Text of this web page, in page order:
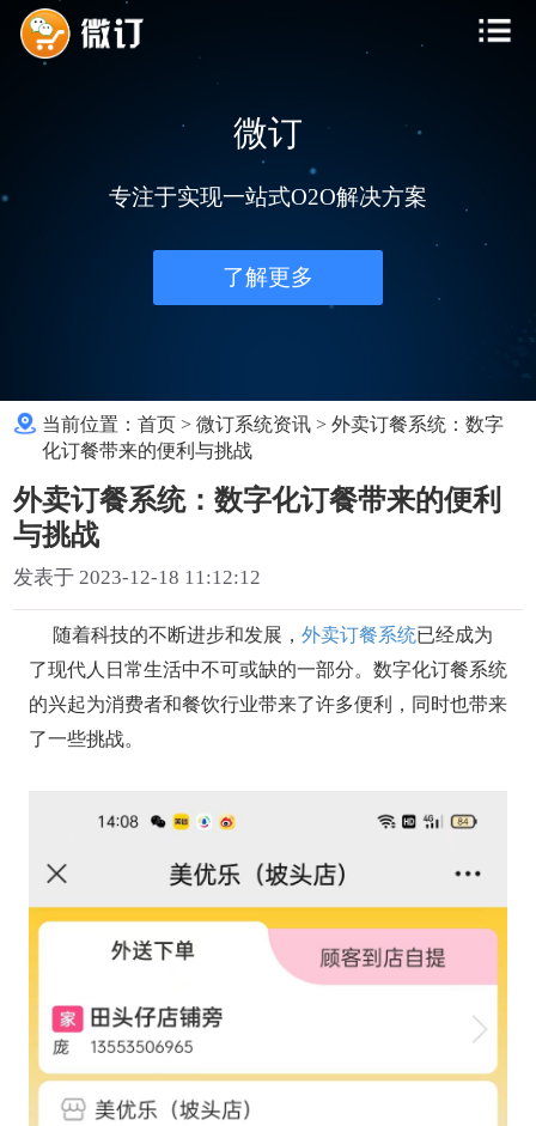
微订
专注于实现一站式O2O解决方案
了解更多
当前位置：首页 >微订系统资讯 >外卖订餐系统：数字
化订餐带来的便利与挑战
外卖订餐系统：数字化订餐带来的便利
与挑战
发表于 2023-12-18 11:12:12
随着科技的不断进步和发展， 外卖订餐系统已经成为
了现代人日常生活中不可或缺的一部分。数字化订餐系统
的兴起为消费者和餐饮行业带来了许多便利，同时也带来
了一些挑战。